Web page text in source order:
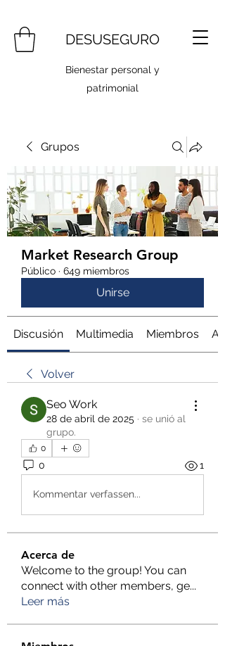
DESUSEGURO
Bienestar personal y
patrimonial
Grupos
Market Research Group
Público · 649 miembros
Unirse
Discusión Multimedia Miembros
Volver
Seo Work
28 de abril de 2025 · se unió al
grupo.
0
0 1
Kommentar verfassen...
Acerca de
Welcome to the group! You can
connect with other members, ge...
Leer más